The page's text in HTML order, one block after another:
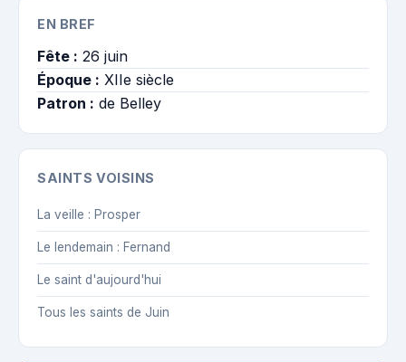
EN BREF
Fête : 26 juin
Époque : XIIe siècle
Patron : de Belley
SAINTS VOISINS
La veille : Prosper
Le lendemain : Fernand
Le saint d'aujourd'hui
Tous les saints de Juin